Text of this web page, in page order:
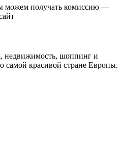
можем получать комиссию —
недвижимость, шоппинг и
самой красивой стране Европы.